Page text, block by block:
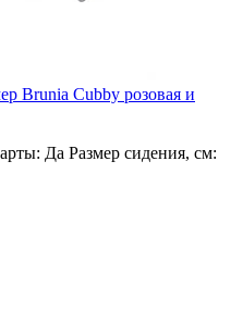
Brunia Cubby розовая и
Да Размер сидения, см: